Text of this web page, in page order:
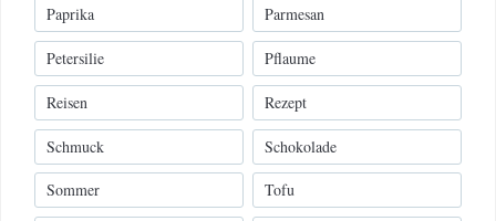
Paprika Parmesan
Petersilie Pflaume
Reisen Rezept
Schmuck Schokolade
Sommer Tofu